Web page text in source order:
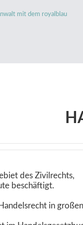
des Zivilrechts,
beschäftigt.
in